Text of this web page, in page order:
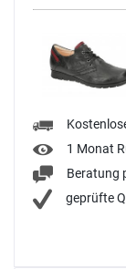
1 Monat
Beratung
geprüfte